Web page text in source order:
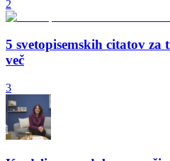
2
5 svetopisemskih citatov za
več
3